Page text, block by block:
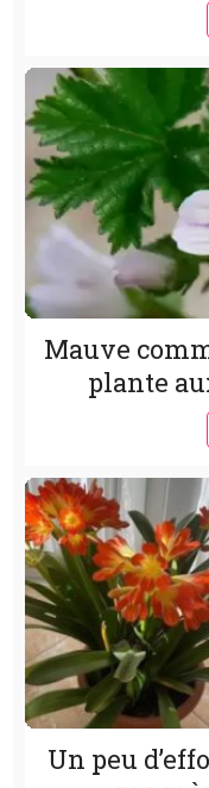
Mauve
plante
Un peu